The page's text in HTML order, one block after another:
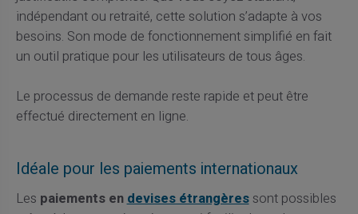
indépendant ou retraité, cette solution s’adapte à vos
besoins. Son mode de fonctionnement simplifié en fait
un outil pratique pour les utilisateurs de tous âges.
Le processus de demande reste rapide et peut être
effectué directement en ligne.
Idéale pour les paiements internationaux
Les paiements endevises étrangèressont possibles